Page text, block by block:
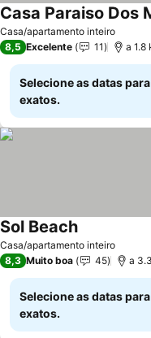
Casa/apartamento inteiro
Casa Paraiso Dos
8,5 Excelente 11 a 1.8
Selecione as datas
exatos.
Casa/apartamento inteiro
Sol BeachVer preços
8,3 Muito boa 45 a
Selecione as datas
exatos.